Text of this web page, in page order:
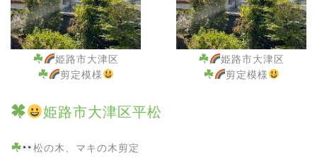
姫路市大津区
剪定模様
姫路市大津区
剪定模様
姫路市大津区平松
松の木、マキの木剪定